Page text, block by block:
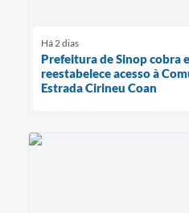
Há 2 dias
Prefeitura de Sinop cobra
reestabelece acesso à
Estrada Cirineu Coan